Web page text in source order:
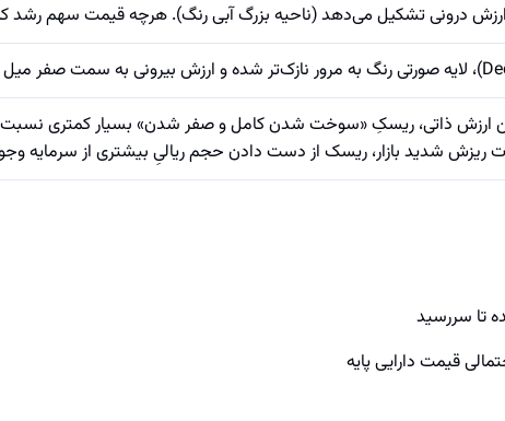
درونی تشکیل می‌دهد (ناحیه بزرگ آبی رنگ). هرچه قیمت سهم رشد
ریزش شدید بازار، ریسک از دست دادن حجم ریالیِ بیشتری از سرمایه
تا سررسید
قیمت دارایی پایه